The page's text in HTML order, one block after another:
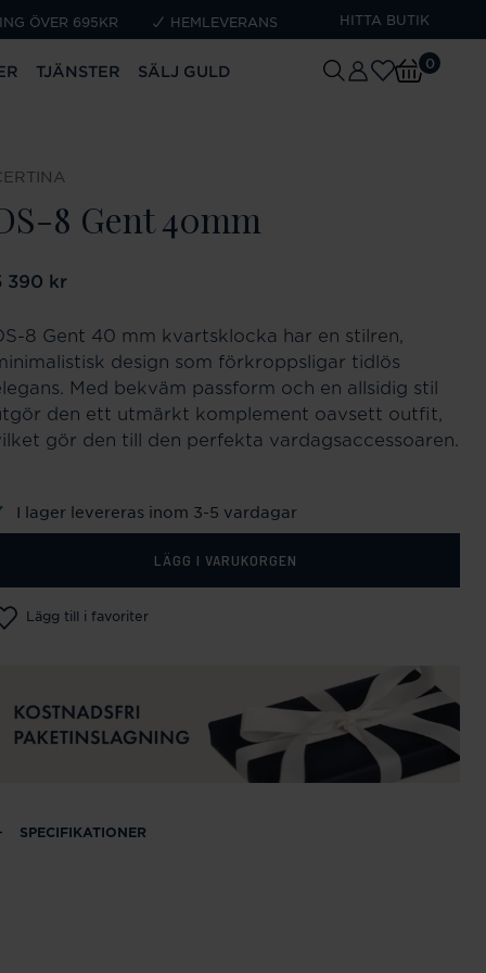
ÖVER 695KR HEMLEVERANS HITTA BUTIK
TJÄNSTER SÄLJ GULD 0
8 Gent 40mm
:5 390 kr
390 kr
8 Gent 40 mm kvartsklocka har en stilren,
design som förkroppsligar tidlös
Med bekväm passform och en allsidig stil
den ett utmärkt komplement oavsett outfit,
gör den till den perfekta vardagsaccessoaren.
I lager levereras inom 3-5 vardagar
LÄGG I VARUKORGEN
Lägg till i favoriter
SPECIFIKATIONER